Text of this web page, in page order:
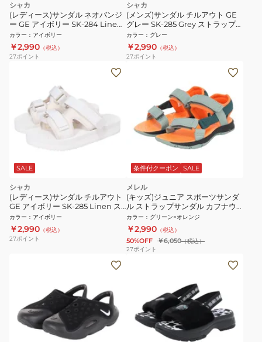
シャカ
(レディース)サンダル ネオバンジ
ー GE アイボリー SK-284 Linen
ストラップサンダル 面ファスナー
タウン 日常履き レジャー
カラー ： アイボリー
￥2,990 （税込）
27ポイント
シャカ
(メンズ)サンダル チルアウト GE
グレー SK-285 Grey ストラップサ
ンダル 面ファスナー タウン 日常
履き レジャー シンプル
カラー ： グレー
￥2,990 （税込）
27ポイント
SALE
シャカ
(レディース)サンダル チルアウト
GE アイボリー SK-285 Linen ス
トラップサンダル 面ファスナー
タウン 日常履き レジャー
カラー ： アイボリー
￥2,990 （税込）
27ポイント
条件付クーポン SALE
メレル
(キッズ)ジュニア スポーツサンダ
ル ストラップサンダル カフナウ
ェブ MK266760
カラー ： グリーン×オレンジ
￥2,990 （税込）
50%OFF ￥6,050（税込）
27ポイント